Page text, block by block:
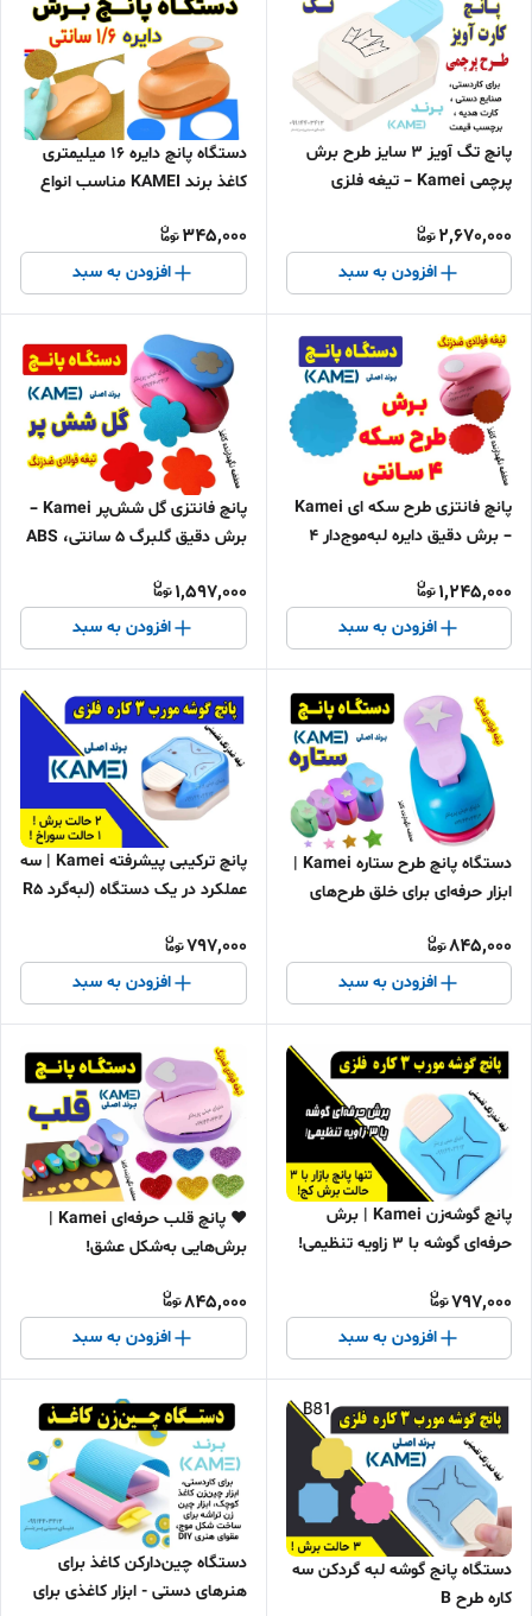
پانچ تگ آویز ۳ سایز طرح برش
پرچمی Kamei – تیغه فلزی
کارت و بسته‌بندی هدایا
2,670,000
افزودن به سبد
دستگاه پانچ دایره 16 میلیمتری
کاغذ برند KAMEI مناسب انواع
بسیار محکم و بادوام
345,000
افزودن به سبد
پانچ فانتزی طرح سکه ای Kamei
– برش دقیق دایره لبه‌موج‌دار 4
ضدزنگ
1,245,000
افزودن به سبد
پانچ فانتزی گل شش‌پر Kamei –
برش دقیق گلبرگ ۵ سانتی، ABS
1,597,000
افزودن به سبد
دستگاه پانچ طرح ستاره Kamei |
ابزار حرفه‌ای برای خلق طرح‌های
845,000
افزودن به سبد
پانچ ترکیبی پیشرفته Kamei | سه
عملکرد در یک دستگاه (لبه‌گرد R5
797,000
افزودن به سبد
پانچ گوشه‌زن Kamei | برش
حرفه‌ای گوشه با ۳ زاویه تنظیمی!
797,000
افزودن به سبد
❤️ پانچ قلب حرفه‌ای Kamei |
برش‌هایی به‌شکل عشق!
845,000
افزودن به سبد
دستگاه پانج گوشه لبه گردکن سه
کاره طرح B
دستگاه چین‌دارکن کاغذ برای
هنرهای دستی - ابزار کاغذی برای